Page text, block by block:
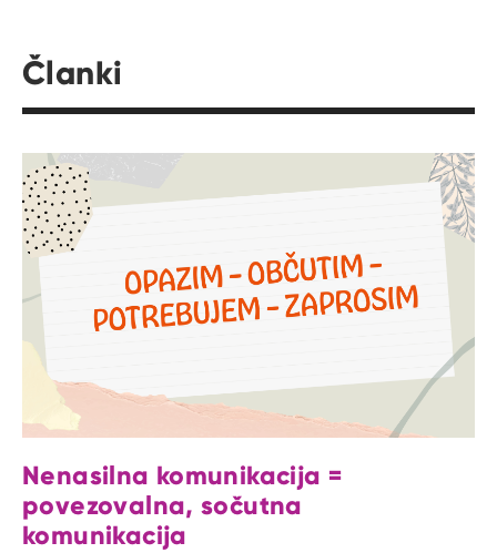
Članki
Nenasilna komunikacija =
povezovalna, sočutna
komunikacija